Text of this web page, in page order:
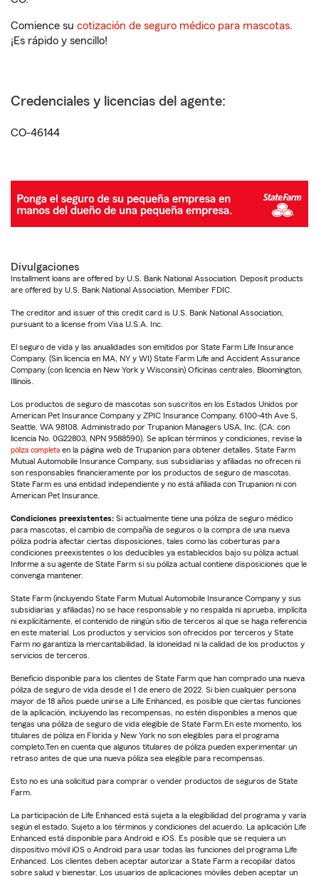
Comience su cotización de seguro médico para mascotas.
¡Es rápido y sencillo!
Credenciales y licencias del agente:
CO-46144
Divulgaciones
Installment loans are offered by U.S. Bank National Association. Deposit products
are offered by U.S. Bank National Association. Member FDIC.
The creditor and issuer of this credit card is U.S. Bank National Association,
pursuant to a license from Visa U.S.A. Inc.
El seguro de vida y las anualidades son emitidos por State Farm Life Insurance
Company. (Sin licencia en MA, NY y WI) State Farm Life and Accident Assurance
Company (con licencia en New York y Wisconsin) Oficinas centrales, Bloomington,
Illinois.
Los productos de seguro de mascotas son suscritos en los Estados Unidos por
American Pet Insurance Company y ZPIC Insurance Company, 6100-4th Ave S,
Seattle, WA 98108. Administrado por Trupanion Managers USA, Inc. (CA: con
licencia No. 0G22803, NPN 9588590). Se aplican términos y condiciones, revise la
póliza completa en la página web de Trupanion para obtener detalles. State Farm
Mutual Automobile Insurance Company, sus subsidiarias y afiliadas no ofrecen ni
son responsables financieramente por los productos de seguro de mascotas.
State Farm es una entidad independiente y no está afiliada con Trupanion ni con
American Pet Insurance.
Condiciones preexistentes: Si actualmente tiene una póliza de seguro médico
para mascotas, el cambio de compañía de seguros o la compra de una nueva
póliza podría afectar ciertas disposiciones, tales como las coberturas para
condiciones preexistentes o los deducibles ya establecidos bajo su póliza actual.
Informe a su agente de State Farm si su póliza actual contiene disposiciones que le
convenga mantener.
State Farm (incluyendo State Farm Mutual Automobile Insurance Company y sus
subsidiarias y afiliadas) no se hace responsable y no respalda ni aprueba, implícita
ni explícitamente, el contenido de ningún sitio de terceros al que se haga referencia
en este material. Los productos y servicios son ofrecidos por terceros y State
Farm no garantiza la mercantabilidad, la idoneidad ni la calidad de los productos y
servicios de terceros.
Beneficio disponible para los clientes de State Farm que han comprado una nueva
póliza de seguro de vida desde el 1 de enero de 2022. Si bien cualquier persona
mayor de 18 años puede unirse a Life Enhanced, es posible que ciertas funciones
de la aplicación, incluyendo las recompensas, no estén disponibles a menos que
tengas una póliza de seguro de vida elegible de State Farm.En este momento, los
titulares de póliza en Florida y New York no son elegibles para el programa
completo.Ten en cuenta que algunos titulares de póliza pueden experimentar un
retraso antes de que una nueva póliza sea elegible para recompensas.
Esto no es una solicitud para comprar o vender productos de seguros de State
Farm.
La participación de Life Enhanced está sujeta a la elegibilidad del programa y varía
según el estado. Sujeto a los términos y condiciones del acuerdo. La aplicación Life
Enhanced está disponible para Android e iOS. Es posible que se requiera un
dispositivo móvil iOS o Android para usar todas las funciones del programa Life
Enhanced. Los clientes deben aceptar autorizar a State Farm a recopilar datos
sobre salud y bienestar. Los usuarios de aplicaciones móviles deben aceptar un